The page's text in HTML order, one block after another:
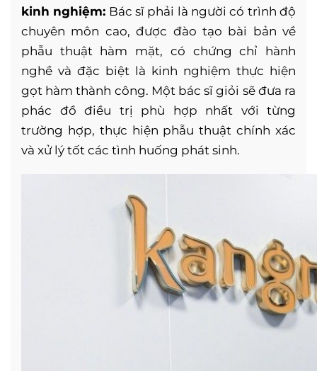
kinh nghiệm: Bác sĩ phải là người có trình độ
chuyên môn cao, được đào tạo bài bản về
phẫu thuật hàm mặt, có chứng chỉ hành
nghề và đặc biệt là kinh nghiệm thực hiện
gọt hàm thành công. Một bác sĩ giỏi sẽ đưa ra
phác đồ điều trị phù hợp nhất với từng
trường hợp, thực hiện phẫu thuật chính xác
và xử lý tốt các tình huống phát sinh.